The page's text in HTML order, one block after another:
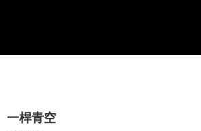
一桿青空